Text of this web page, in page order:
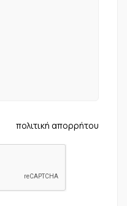
πολιτική απορρήτου